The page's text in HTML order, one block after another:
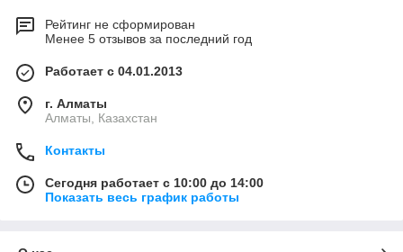
Рейтинг не сформирован
Менее 5 отзывов за последний год
Работает с 04.01.2013
г. Алматы
Алматы, Казахстан
Контакты
Сегодня работает с 10:00 до 14:00
Показать весь график работы